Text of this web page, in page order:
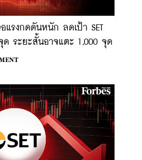
แรงกดดันหนัก ลดเป้า SET
ด ระยะสั้นอาจแตะ 1,000 จุด